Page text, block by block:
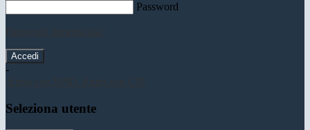
Password
-
Seleziona utente